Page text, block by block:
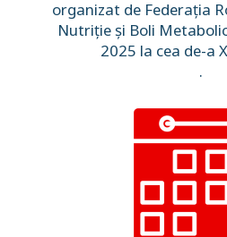
organizat de Federația
Nutriție și Boli
2025 la cea de-a
.